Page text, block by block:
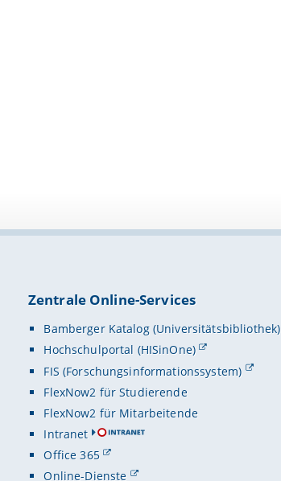
Zentrale Online-Services
Bamberger Katalog (Universitätsbibliothek)
Hochschulportal (HISinOne)
FIS (Forschungsinformationssystem)
FlexNow2 für Studierende
FlexNow2 für Mitarbeitende
Intranet
Office 365
Online-Dienste